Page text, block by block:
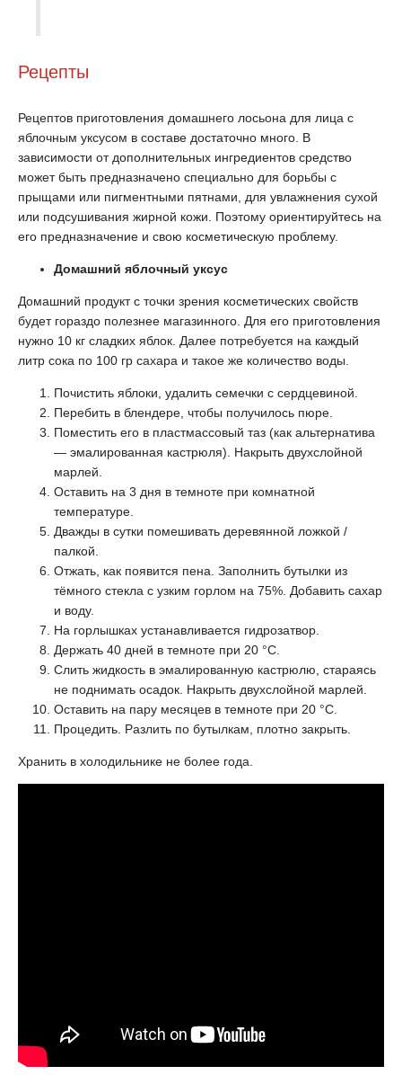
Рецепты
Рецептов приготовления домашнего лосьона для лица с
яблочным уксусом в составе достаточно много. В
зависимости от дополнительных ингредиентов средство
может быть предназначено специально для борьбы с
прыщами или пигментными пятнами, для увлажнения сухой
или подсушивания жирной кожи. Поэтому ориентируйтесь на
его предназначение и свою косметическую проблему.
Домашний яблочный уксус
Домашний продукт с точки зрения косметических свойств
будет гораздо полезнее магазинного. Для его приготовления
нужно 10 кг сладких яблок. Далее потребуется на каждый
литр сока по 100 гр сахара и такое же количество воды.
Почистить яблоки, удалить семечки с сердцевиной.
Перебить в блендере, чтобы получилось пюре.
Поместить его в пластмассовый таз (как альтернатива
— эмалированная кастрюля). Накрыть двухслойной
марлей.
Оставить на 3 дня в темноте при комнатной
температуре.
Дважды в сутки помешивать деревянной ложкой /
палкой.
Отжать, как появится пена. Заполнить бутылки из
тёмного стекла с узким горлом на 75%. Добавить сахар
и воду.
На горлышках устанавливается гидрозатвор.
Держать 40 дней в темноте при 20 °C.
Слить жидкость в эмалированную кастрюлю, стараясь
не поднимать осадок. Накрыть двухслойной марлей.
Оставить на пару месяцев в темноте при 20 °C.
Процедить. Разлить по бутылкам, плотно закрыть.
Хранить в холодильнике не более года.